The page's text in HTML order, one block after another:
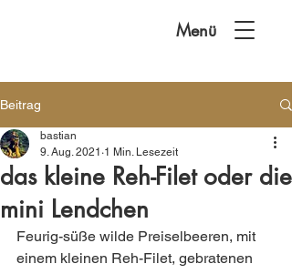
Menü
Beitrag
das kleine Reh-Filet oder die
mini Lendchen
bastian
9. Aug. 2021 1 Min. Lesezeit
Feurig-süße wilde Preiselbeeren, mit
einem kleinen Reh-Filet, gebratenen